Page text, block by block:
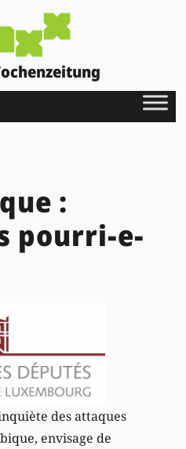
:
pourri-e-
des attaques
envisage de